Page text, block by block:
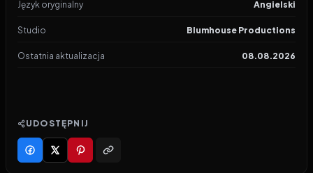
Język oryginalny Angielski
Studio Blumhouse Productions
Ostatnia aktualizacja 08.08.2026
UDOSTĘPNIJ